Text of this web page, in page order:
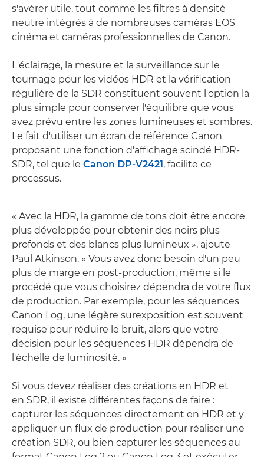
s'avérer utile, tout comme les filtres à densité
neutre intégrés à de nombreuses caméras EOS
cinéma et caméras professionnelles de Canon.
L'éclairage, la mesure et la surveillance sur le
tournage pour les vidéos HDR et la vérification
régulière de la SDR constituent souvent l'option la
plus simple pour conserver l'équilibre que vous
avez prévu entre les zones lumineuses et sombres.
Le fait d'utiliser un écran de référence Canon
proposant une fonction d'affichage scindé HDR-
SDR, tel que le Canon DP-V2421 , facilite ce
processus.
« Avec la HDR, la gamme de tons doit être encore
plus développée pour obtenir des noirs plus
profonds et des blancs plus lumineux », ajoute
Paul Atkinson. « Vous avez donc besoin d'un peu
plus de marge en post-production, même si le
procédé que vous choisirez dépendra de votre flux
de production. Par exemple, pour les séquences
Canon Log, une légère surexposition est souvent
requise pour réduire le bruit, alors que votre
décision pour les séquences HDR dépendra de
l'échelle de luminosité. »
Si vous devez réaliser des créations en HDR et
en SDR, il existe différentes façons de faire :
capturer les séquences directement en HDR et y
appliquer un flux de production pour réaliser une
création SDR, ou bien capturer les séquences au